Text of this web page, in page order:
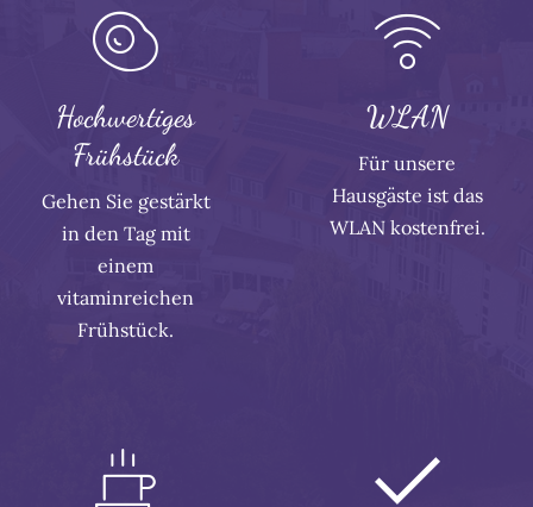
Hochwertiges
Frühstück
Gehen Sie gestärkt
in den Tag mit
einem
vitaminreichen
Frühstück.
WLAN
Für unsere
Hausgäste ist das
WLAN kostenfrei.